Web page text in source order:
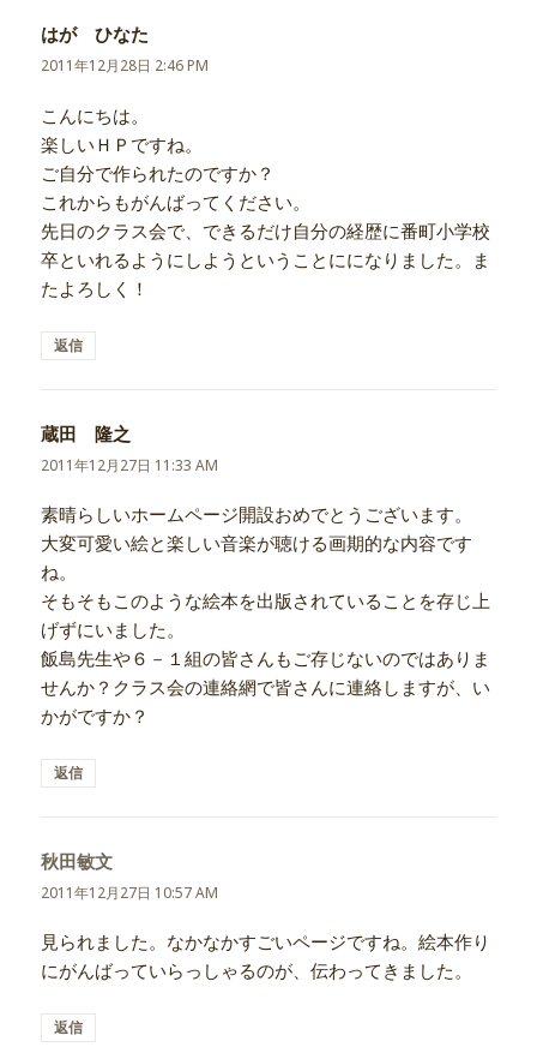
はが ひなた
り:
2011年12月28日 2:46 PM
こんにちは。
楽しいＨＰですね。
ご自分で作られたのですか？
これからもがんばってください。
先日のクラス会で、できるだけ自分の経歴に番町小学校
卒といれるようにしようということにになりました。ま
たよろしく！
返信
蔵田 隆之
り:
2011年12月27日 11:33 AM
素晴らしいホームページ開設おめでとうございます。
大変可愛い絵と楽しい音楽が聴ける画期的な内容です
ね。
そもそもこのような絵本を出版されていることを存じ上
げずにいました。
飯島先生や６－１組の皆さんもご存じないのではありま
せんか？クラス会の連絡網で皆さんに連絡しますが、い
かがですか？
返信
秋田敏文
り:
2011年12月27日 10:57 AM
見られました。なかなかすごいページですね。絵本作り
にがんばっていらっしゃるのが、伝わってきました。
返信